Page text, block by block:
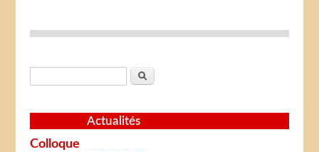
Formulaire de recherche
Rechercher
Actualités
Colloque